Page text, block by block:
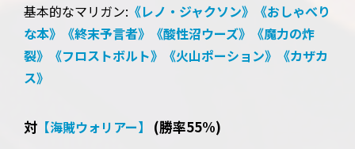
基本的なマリガン: 《レノ・ジャクソン》
《おしゃべり
な本》
《終末予言者》 《酸性沼ウーズ》
《魔力の炸
裂》
《フロストボルト》 《火山ポーション》
《カザカ
ス》
対 【海賊ウォリアー】 (勝率55%)